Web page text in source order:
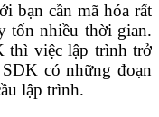
bạn cần mã hóa rất
tốn nhiều thời gian.
thì việc lập trình trở
có những đoạn
lập trình.